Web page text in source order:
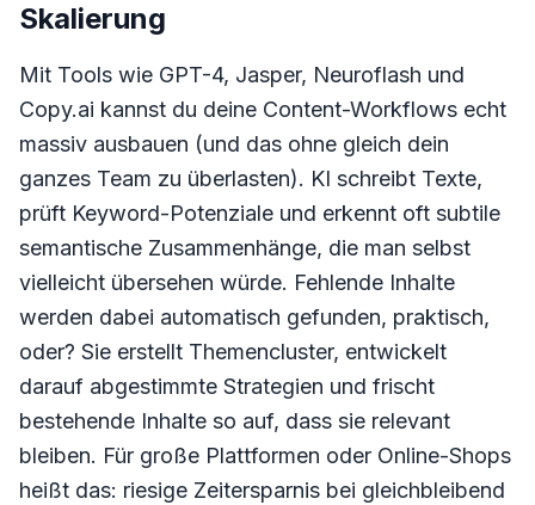
Skalierung
Mit Tools wie GPT-4, Jasper, Neuroflash und
Copy.ai kannst du deine Content-Workflows echt
massiv ausbauen (und das ohne gleich dein
ganzes Team zu überlasten). KI schreibt Texte,
prüft Keyword-Potenziale und erkennt oft subtile
semantische Zusammenhänge, die man selbst
vielleicht übersehen würde. Fehlende Inhalte
werden dabei automatisch gefunden, praktisch,
oder? Sie erstellt Themencluster, entwickelt
darauf abgestimmte Strategien und frischt
bestehende Inhalte so auf, dass sie relevant
bleiben. Für große Plattformen oder Online-Shops
heißt das: riesige Zeitersparnis bei gleichbleibend